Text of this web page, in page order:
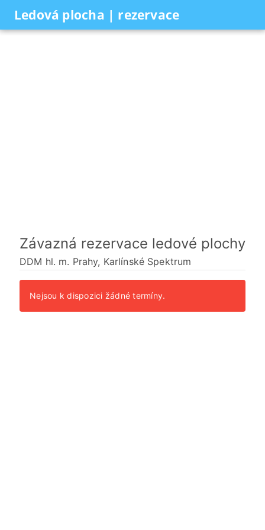
Ledová plocha | rezervace
Závazná rezervace ledové plochy
DDM hl. m. Prahy, Karlínské Spektrum
Nejsou k dispozici žádné termíny.